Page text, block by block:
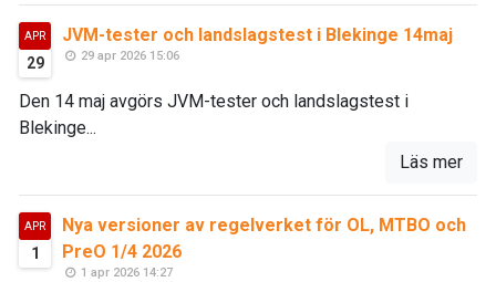
APR
29
JVM-tester och landslagstest i Blekinge 14maj
29 apr 2026 15:06
Den 14 maj avgörs JVM-tester och landslagstest i
Blekinge...
Läs mer
APR
1
Nya versioner av regelverket för OL, MTBO och
PreO 1/4 2026
1 apr 2026 14:27